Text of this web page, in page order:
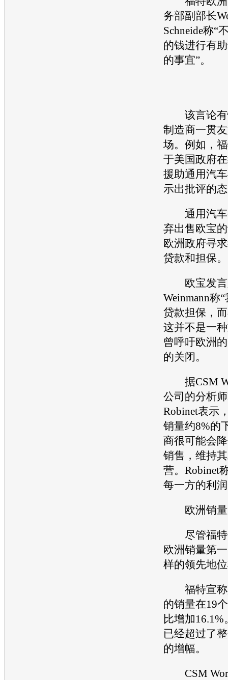
务部副部长
Schneide称“
的钱进行有
的事宜”。
该言论有
制造商一贯
场。例如，
于美国政府
援助通用汽车
示出批评的
通用汽车
弃出售欧宝
欧洲政府寻
贷款和担保。
欧宝发
Weinmann称
贷款担保，
这并不是一
曾呼吁欧洲
的关闭。
据CSM
公司的分析
Robinet表示
销量约8%的
商很可能会
销售，维持
营。Robinet
每一方的利
欧洲销量
尽管福特
欧洲销量第
样的领先地
福特宣
的销量在19
比增加
已经超过了
的增幅。
CSM